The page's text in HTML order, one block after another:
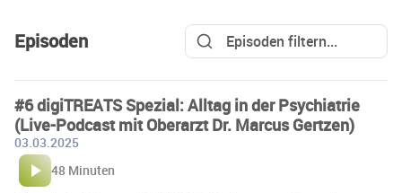
Episoden
#6 digiTREATS Spezial: Alltag in der Psychiatrie
(Live-Podcast mit Oberarzt Dr. Marcus Gertzen)
03.03.2025
48 Minuten